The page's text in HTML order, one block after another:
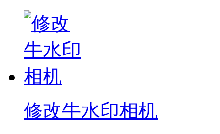
修改牛水印相机